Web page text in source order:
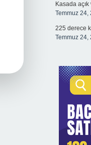
Kasada
Temmuz 24,
225 derece
Temmuz 24,